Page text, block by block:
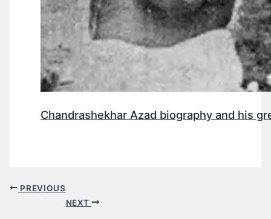
Chandrashekhar Azad biography and his
PREVIOUS
NEXT